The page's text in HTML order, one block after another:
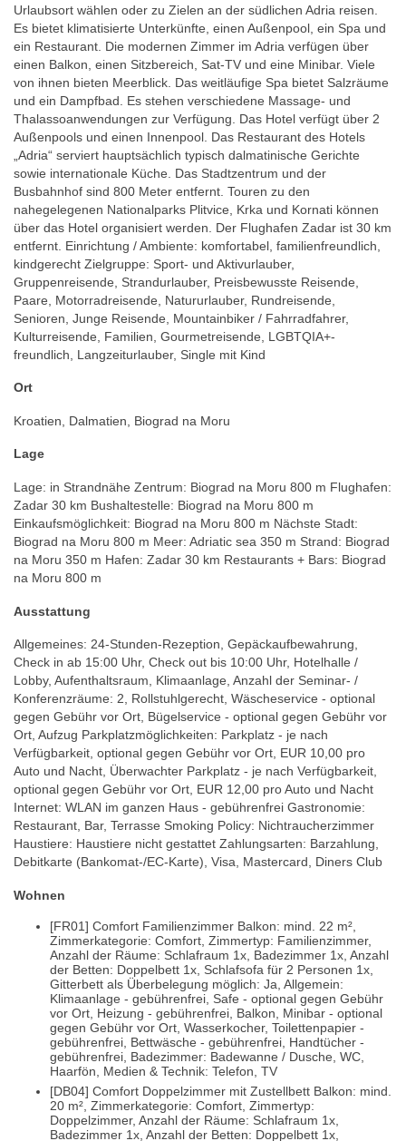
Urlaubsort wählen oder zu Zielen an der südlichen Adria reisen.
Es bietet klimatisierte Unterkünfte, einen Außenpool, ein Spa und
ein Restaurant. Die modernen Zimmer im Adria verfügen über
einen Balkon, einen Sitzbereich, Sat-TV und eine Minibar. Viele
von ihnen bieten Meerblick. Das weitläufige Spa bietet Salzräume
und ein Dampfbad. Es stehen verschiedene Massage- und
Thalassoanwendungen zur Verfügung. Das Hotel verfügt über 2
Außenpools und einen Innenpool. Das Restaurant des Hotels
„Adria“ serviert hauptsächlich typisch dalmatinische Gerichte
sowie internationale Küche. Das Stadtzentrum und der
Busbahnhof sind 800 Meter entfernt. Touren zu den
nahegelegenen Nationalparks Plitvice, Krka und Kornati können
über das Hotel organisiert werden. Der Flughafen Zadar ist 30 km
entfernt. Einrichtung / Ambiente: komfortabel, familienfreundlich,
kindgerecht Zielgruppe: Sport- und Aktivurlauber,
Gruppenreisende, Strandurlauber, Preisbewusste Reisende,
Paare, Motorradreisende, Natururlauber, Rundreisende,
Senioren, Junge Reisende, Mountainbiker / Fahrradfahrer,
Kulturreisende, Familien, Gourmetreisende, LGBTQIA+-
freundlich, Langzeiturlauber, Single mit Kind
Ort
Kroatien, Dalmatien, Biograd na Moru
Lage
Lage: in Strandnähe Zentrum: Biograd na Moru 800 m Flughafen:
Zadar 30 km Bushaltestelle: Biograd na Moru 800 m
Einkaufsmöglichkeit: Biograd na Moru 800 m Nächste Stadt:
Biograd na Moru 800 m Meer: Adriatic sea 350 m Strand: Biograd
na Moru 350 m Hafen: Zadar 30 km Restaurants + Bars: Biograd
na Moru 800 m
Ausstattung
Allgemeines: 24-Stunden-Rezeption, Gepäckaufbewahrung,
Check in ab 15:00 Uhr, Check out bis 10:00 Uhr, Hotelhalle /
Lobby, Aufenthaltsraum, Klimaanlage, Anzahl der Seminar- /
Konferenzräume: 2, Rollstuhlgerecht, Wäscheservice - optional
gegen Gebühr vor Ort, Bügelservice - optional gegen Gebühr vor
Ort, Aufzug Parkplatzmöglichkeiten: Parkplatz - je nach
Verfügbarkeit, optional gegen Gebühr vor Ort, EUR 10,00 pro
Auto und Nacht, Überwachter Parkplatz - je nach Verfügbarkeit,
optional gegen Gebühr vor Ort, EUR 12,00 pro Auto und Nacht
Internet: WLAN im ganzen Haus - gebührenfrei Gastronomie:
Restaurant, Bar, Terrasse Smoking Policy: Nichtraucherzimmer
Haustiere: Haustiere nicht gestattet Zahlungsarten: Barzahlung,
Debitkarte (Bankomat-/EC-Karte), Visa, Mastercard, Diners Club
Wohnen
[FR01] Comfort Familienzimmer Balkon: mind. 22 m²,
Zimmerkategorie: Comfort, Zimmertyp: Familienzimmer,
Anzahl der Räume: Schlafraum 1x, Badezimmer 1x, Anzahl
der Betten: Doppelbett 1x, Schlafsofa für 2 Personen 1x,
Gitterbett als Überbelegung möglich: Ja, Allgemein:
Klimaanlage - gebührenfrei, Safe - optional gegen Gebühr
vor Ort, Heizung - gebührenfrei, Balkon, Minibar - optional
gegen Gebühr vor Ort, Wasserkocher, Toilettenpapier -
gebührenfrei, Bettwäsche - gebührenfrei, Handtücher -
gebührenfrei, Badezimmer: Badewanne / Dusche, WC,
Haarfön, Medien & Technik: Telefon, TV
[DB04] Comfort Doppelzimmer mit Zustellbett Balkon: mind.
20 m², Zimmerkategorie: Comfort, Zimmertyp:
Doppelzimmer, Anzahl der Räume: Schlafraum 1x,
Badezimmer 1x, Anzahl der Betten: Doppelbett 1x,